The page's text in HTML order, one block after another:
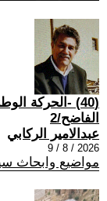
(40) -الحركة
الفاضح/2
عبدالامير الركابي
2026 / 8 / 9
مواضيع وابحاث